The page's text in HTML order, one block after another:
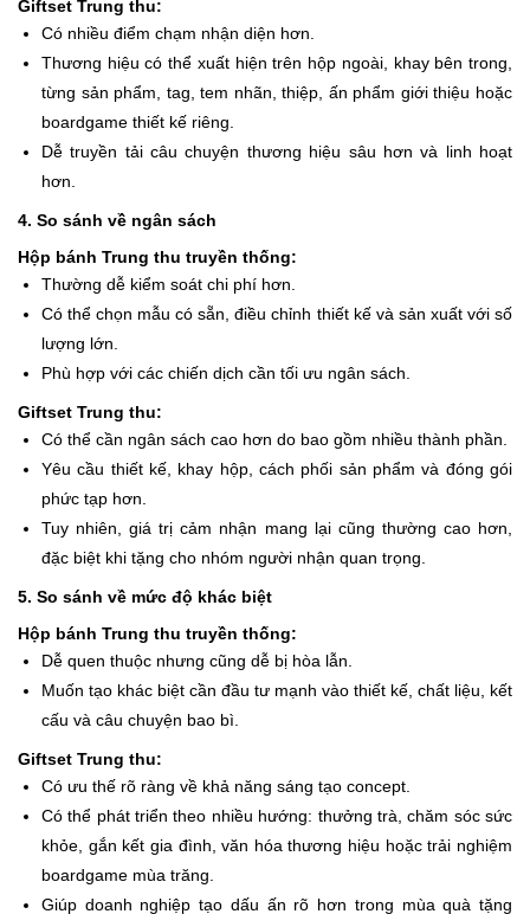
Giftset Trung thu:
Có nhiều điểm chạm nhận diện hơn.
Thương hiệu có thể xuất hiện trên hộp ngoài, khay bên trong,
từng sản phẩm, tag, tem nhãn, thiệp, ấn phẩm giới thiệu hoặc
boardgame thiết kế riêng.
Dễ truyền tải câu chuyện thương hiệu sâu hơn và linh hoạt
hơn.
4. So sánh về ngân sách
Hộp bánh Trung thu truyền thống:
Thường dễ kiểm soát chi phí hơn.
Có thể chọn mẫu có sẵn, điều chỉnh thiết kế và sản xuất với số
lượng lớn.
Phù hợp với các chiến dịch cần tối ưu ngân sách.
Giftset Trung thu:
Có thể cần ngân sách cao hơn do bao gồm nhiều thành phần.
Yêu cầu thiết kế, khay hộp, cách phối sản phẩm và đóng gói
phức tạp hơn.
Tuy nhiên, giá trị cảm nhận mang lại cũng thường cao hơn,
đặc biệt khi tặng cho nhóm người nhận quan trọng.
5. So sánh về mức độ khác biệt
Hộp bánh Trung thu truyền thống:
Dễ quen thuộc nhưng cũng dễ bị hòa lẫn.
Muốn tạo khác biệt cần đầu tư mạnh vào thiết kế, chất liệu, kết
cấu và câu chuyện bao bì.
Giftset Trung thu:
Có ưu thế rõ ràng về khả năng sáng tạo concept.
Có thể phát triển theo nhiều hướng: thưởng trà, chăm sóc sức
khỏe, gắn kết gia đình, văn hóa thương hiệu hoặc trải nghiệm
boardgame mùa trăng.
Giúp doanh nghiệp tạo dấu ấn rõ hơn trong mùa quà tặng